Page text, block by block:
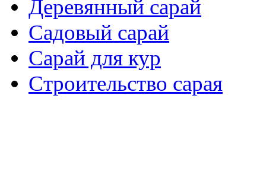
Деревянный сарай
Садовый сарай
Сарай для кур
Cтроительство сарая